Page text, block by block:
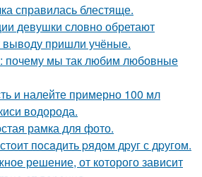
справилась блестяще.
девушки словно обретают
выводу пришли учёные.
почему мы так любим любовные
и налейте примерно 100 мл
водорода.
рамка для фото.
пoсaдить pядoм дpуг с дpугом.
решение, от которого зависит